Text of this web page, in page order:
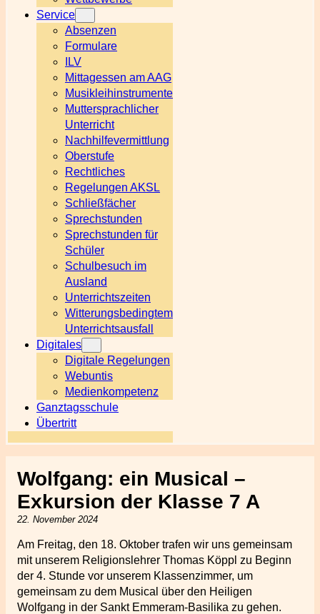
Service
Absenzen
Formulare
ILV
Mittagessen am AAG
Musikleihinstrumente
Muttersprachlicher
Unterricht
Nachhilfevermittlung
Oberstufe
Rechtliches
Regelungen AKSL
Schließfächer
Sprechstunden
Sprechstunden für
Schüler
Schulbesuch im
Ausland
Unterrichtszeiten
Witterungsbedingtem
Unterrichtsausfall
Digitales
Digitale Regelungen
Webuntis
Medienkompetenz
Ganztagsschule
Übertritt
Wolfgang: ein Musical –
Exkursion der Klasse 7 A
22. November 2024
Am Freitag, den 18. Oktober trafen wir uns gemeinsam
mit unserem Religionslehrer Thomas Köppl zu Beginn
der 4. Stunde vor unserem Klassenzimmer, um
gemeinsam zu dem Musical über den Heiligen
Wolfgang in der Sankt Emmeram-Basilika zu gehen.